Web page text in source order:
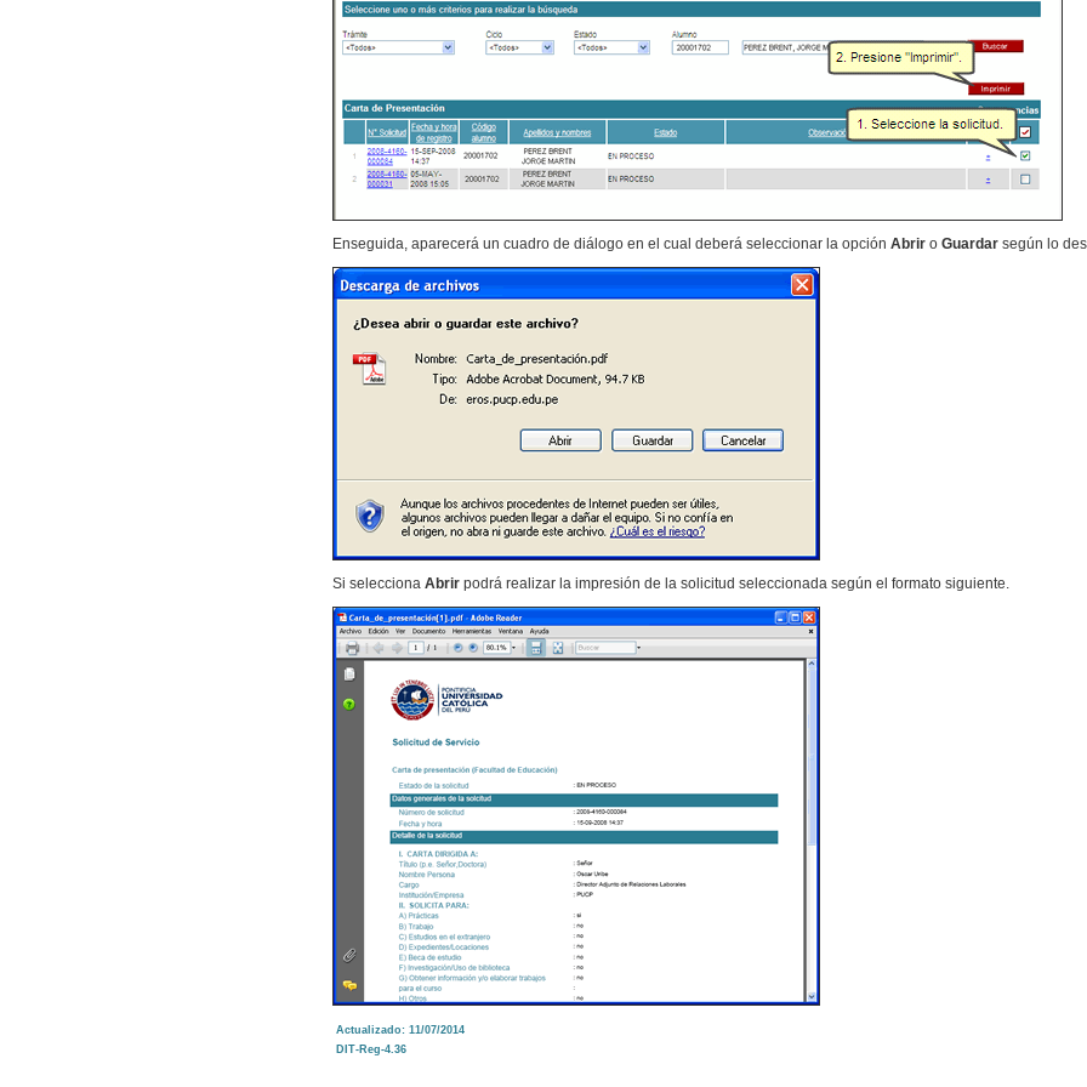
Enseguida, aparecerá un cuadro de diálogo en el cual deberá seleccionar la opción Abrir o Guardar según lo
Si selecciona Abrir podrá realizar la impresión de la solicitud seleccionada según el formato siguiente.
Actualizado: 11/07/2014
DIT-Reg-4.36